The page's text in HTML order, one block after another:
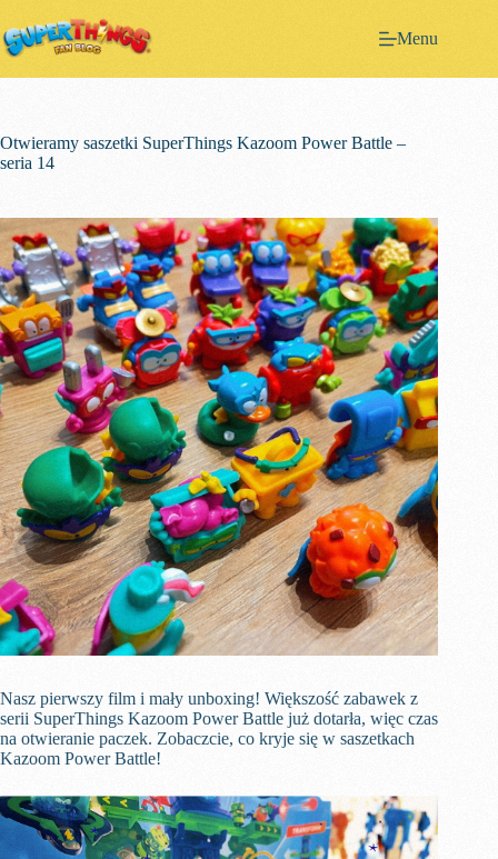
do
treści
Menu
Otwieramy saszetki SuperThings Kazoom Power Battle –
seria 14
Nasz pierwszy film i mały unboxing! Większość zabawek z
serii SuperThings Kazoom Power Battle już dotarła, więc czas
na otwieranie paczek. Zobaczcie, co kryje się w saszetkach
Kazoom Power Battle!